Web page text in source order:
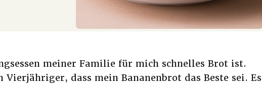
meiner Familie für mich schnelles Brot ist.
Vierjähriger, dass mein Bananenbrot das Beste sei. Es